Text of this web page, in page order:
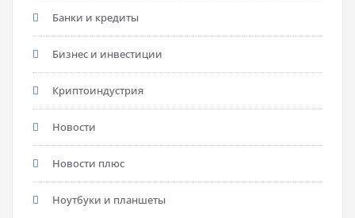
Банки и кредиты
Бизнес и инвестиции
Криптоиндустрия
Новости
Новости плюс
Ноутбуки и планшеты